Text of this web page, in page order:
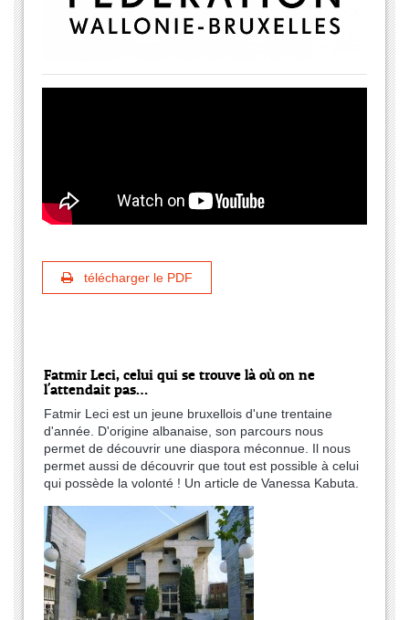
télécharger le PDF
Fatmir Leci, celui qui se trouve là où on ne
l'attendait pas…
Fatmir Leci est un jeune bruxellois d'une trentaine
d'année. D'origine albanaise, son parcours nous
permet de découvrir une diaspora méconnue. Il nous
permet aussi de découvrir que tout est possible à celui
qui possède la volonté ! Un article de Vanessa Kabuta.